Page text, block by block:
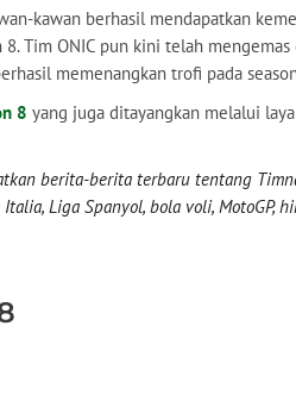
kawan berhasil mendapatkan
Tim ONIC pun kini telah mengemas
memenangkan trofi pada
8 yang juga ditayangkan melalui
berita-berita terbaru tentang
Liga Spanyol, bola voli, MotoGP,